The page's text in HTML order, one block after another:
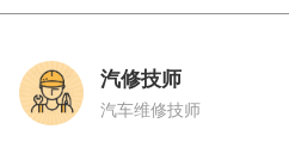
汽修技师
汽车维修技师